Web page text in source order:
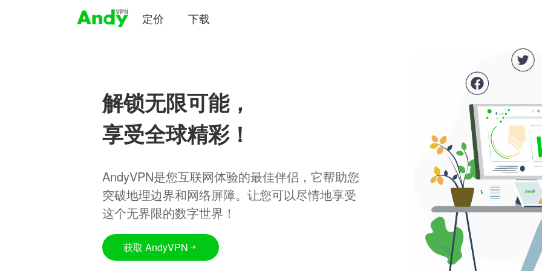
定价 下载
解锁无限可能，
享受全球精彩！
AndyVPN是您互联网体验的最佳伴侣，它帮助您
突破地理边界和网络屏障。让您可以尽情地享受
这个无界限的数字世界！
获取 AndyVPN